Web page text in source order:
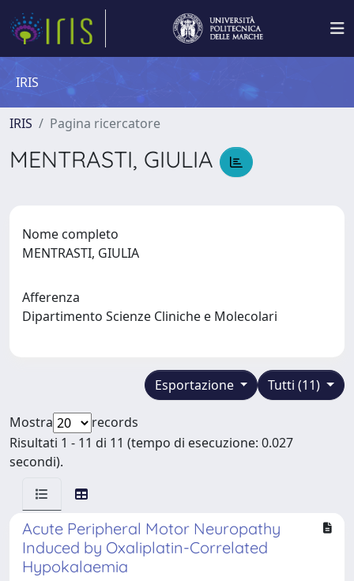
IRIS
IRIS Pagina ricercatore
MENTRASTI, GIULIA
Nome completo
MENTRASTI, GIULIA
Afferenza
Dipartimento Scienze Cliniche e Molecolari
Tutti (11)
Esportazione
Mostra
records
Risultati 1 - 11 di 11 (tempo di esecuzione: 0.027
secondi).
Acute Peripheral Motor Neuropathy
Induced by Oxaliplatin-Correlated
Hypokalaemia